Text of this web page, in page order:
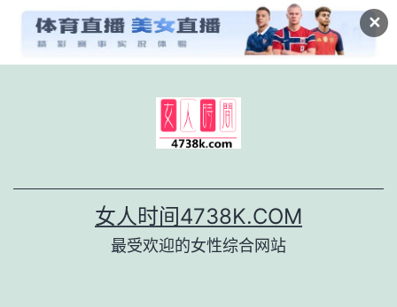
✕
女人时间4738K.COM
最受欢迎的女性综合网站